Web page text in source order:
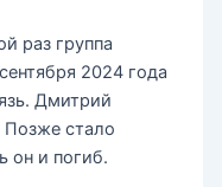
раз группа
2024 года
Дмитрий
Позже стало
он и погиб.